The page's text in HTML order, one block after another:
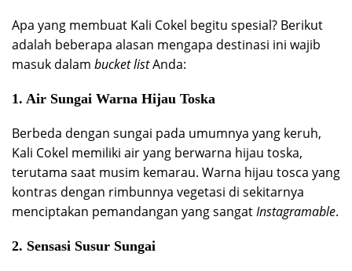
Apa yang membuat Kali Cokel begitu spesial? Berikut
adalah beberapa alasan mengapa destinasi ini wajib
masuk dalam bucket listAnda:
1. Air Sungai Warna Hijau Toska
Berbeda dengan sungai pada umumnya yang keruh,
Kali Cokel memiliki air yang berwarna hijau toska,
terutama saat musim kemarau. Warna hijau tosca yang
kontras dengan rimbunnya vegetasi di sekitarnya
menciptakan pemandangan yang sangatInstagramable.
2. Sensasi Susur Sungai